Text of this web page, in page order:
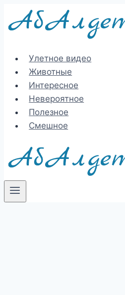
Перейти
Улетное видео
Животные
Интересное
Невероятное
Полезное
Смешное